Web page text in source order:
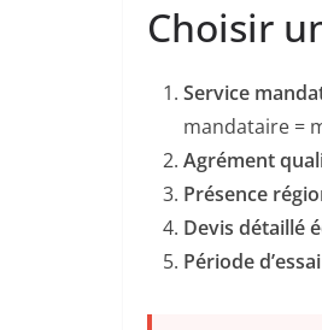
Choisir
Service
mandataire =
Agrément
Présence
Devis détaillé
Période d’essai